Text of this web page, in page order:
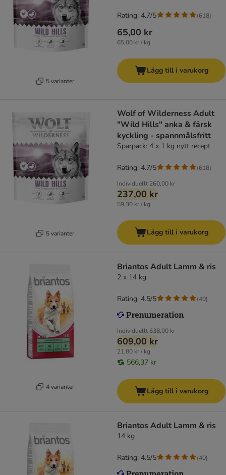
5 varianter
65,00 kr
65,00 kr / kg
Rating: 4.7/5 (618)
Lägg till i varukorg
5 varianter
Wolf of Wilderness Adult
"Wild Hills" anka & färsk
kyckling - spannmålsfritt
Sparpack: 4 x 1 kg nytt recept
Individuellt 260,00 kr
237,00 kr
59,30 kr / kg
Rating: 4.7/5 (618)
Lägg till i varukorg
4 varianter
Briantos Adult Lamm & ris
2 x 14 kg
Individuellt 638,00 kr
609,00 kr
21,80 kr / kg
566,37 kr
Rating: 4.5/5 (40)
Lägg till i varukorg
Briantos Adult Lamm & ris
14 kg
Rating: 4.5/5 (40)